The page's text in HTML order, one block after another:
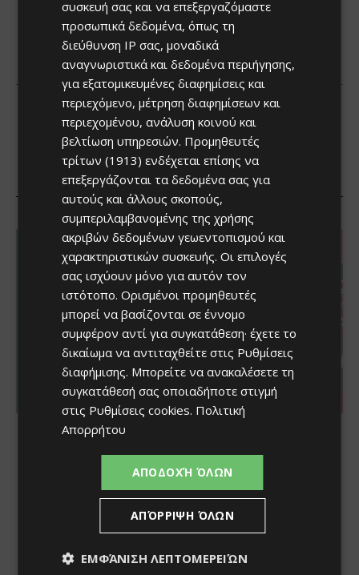
συσκευή σας και να επεξεργαζόμαστε
προσωπικά δεδομένα, όπως τη
διεύθυνση IP σας, μοναδικά
αναγνωριστικά και δεδομένα περιήγησης,
για εξατομικευμένες διαφημίσεις και
περιεχόμενο, μέτρηση διαφημίσεων και
περιεχομένου, ανάλυση κοινού και
βελτίωση υπηρεσιών. Προμηθευτές
τρίτων (1913) ενδέχεται επίσης να
επεξεργάζονται τα δεδομένα σας για
αυτούς και άλλους σκοπούς,
συμπεριλαμβανομένης της χρήσης
ακριβών δεδομένων γεωεντοπισμού και
χαρακτηριστικών συσκευής. Οι επιλογές
σας ισχύουν μόνο για αυτόν τον
ιστότοπο. Ορισμένοι προμηθευτές
μπορεί να βασίζονται σε έννομο
συμφέρον αντί για συγκατάθεση· έχετε το
δικαίωμα να αντιταχθείτε στις Ρυθμίσεις
διαφήμισης. Μπορείτε να ανακαλέσετε τη
συγκατάθεσή σας οποιαδήποτε στιγμή
στις Ρυθμίσεις cookies. Πολιτική
Απορρήτου
ΑΠΟΔΟΧΉ ΌΛΩΝ
ΑΠΌΡΡΙΨΗ ΌΛΩΝ
ΕΜΦΆΝΙΣΗ ΛΕΠΤΟΜΕΡΕΙΏΝ